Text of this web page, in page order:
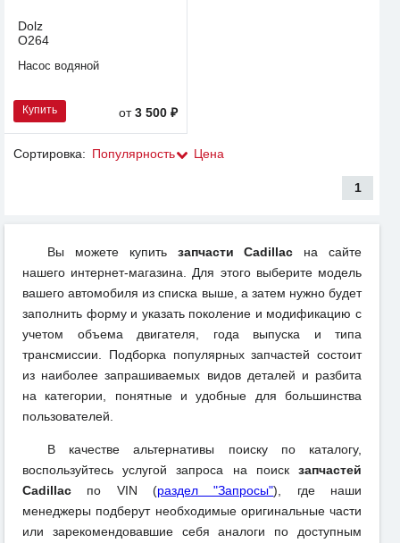
Dolz
O264
Насос водяной
Купить от3 500 ₽
Сортировка: Популярность Цена
1
Вы можете купить запчасти Cadillac на сайте
нашего интернет-магазина. Для этого выберите модель
вашего автомобиля из списка выше, а затем нужно будет
заполнить форму и указать поколение и модификацию с
учетом объема двигателя, года выпуска и типа
трансмиссии. Подборка популярных запчастей состоит
из наиболее запрашиваемых видов деталей и разбита
на категории, понятные и удобные для большинства
пользователей.
В качестве альтернативы поиску по каталогу,
воспользуйтесь услугой запроса на поиск запчастей
Cadillac по VIN (раздел "Запросы"), где наши
менеджеры подберут необходимые оригинальные части
или зарекомендовавшие себя аналоги по доступным